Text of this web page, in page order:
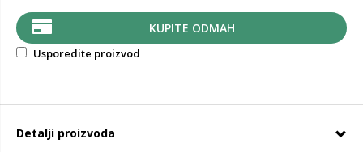
KUPITE ODMAH
Usporedite proizvod
Detalji proizvoda